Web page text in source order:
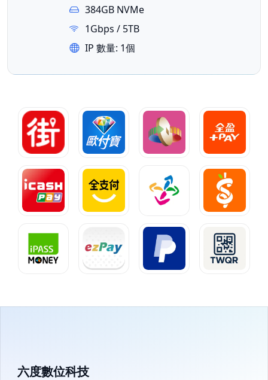
384GB NVMe
1Gbps / 5TB
IP 數量: 1個
六度數位科技